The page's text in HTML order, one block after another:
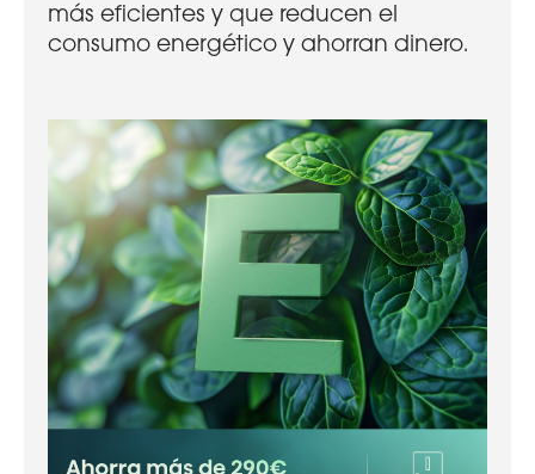
más eficientes y que reducen el
consumo energético y ahorran dinero.